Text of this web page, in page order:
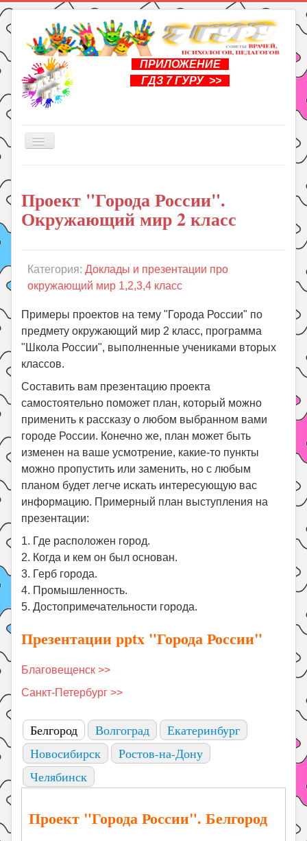
ПРИЛОЖЕНИЕ
ГДЗ 7 ГУРУ >>
Включить/
Книги
Рукоделие
Уроки
ГДЗ
Праздники
Психология
Летом!
Поиск
Проект "Города России".
Окружающий мир 2 класс
Категория:Доклады и презентации про
окружающий мир 1,2,3,4 класс
Примеры проектов на тему "Города России" по
предмету окружающий мир 2 класс, программа
"Школа России", выполненные учениками вторых
классов.
Составить вам презентацию проекта
самостоятельно поможет план, который можно
применить к рассказу о любом выбранном вами
городе России. Конечно же, план может быть
изменен на ваше усмотрение, какие-то пункты
можно пропустить или заменить, но с любым
планом будет легче искать интересующую вас
информацию. Примерный план выступления на
презентации:
1. Где расположен город.
2. Когда и кем он был основан.
3. Герб города.
4. Промышленность.
5. Достопримечательности города.
Презентации pptx "Города России"
Благовещенск >>
Санкт-Петербург >>
Белгород Волгоград
Екатеринбург
Новосибирск
Ростов-на-Дону
Челябинск
Проект "Города России". Белгород